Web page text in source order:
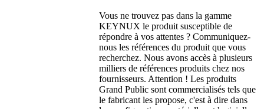
Vous ne trouvez pas dans la gamme
KEYNUX le produit susceptible de
répondre à vos attentes ? Communiquez-
nous les références du produit que vous
recherchez. Nous avons accès à plusieurs
milliers de références produits chez nos
fournisseurs. Attention ! Les produits
Grand Public sont commercialisés tels que
le fabricant les propose, c'est à dire dans